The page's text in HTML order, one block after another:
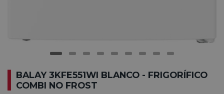
BALAY 3KFE551WI BLANCO - FRIGORÍFICO
COMBI NO FROST